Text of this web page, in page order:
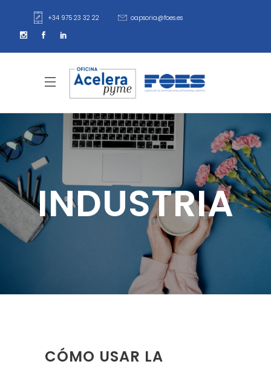
+34 975 23 32 22 oapsoria@foes.es
INDUSTRIA
CÓMO USAR LA